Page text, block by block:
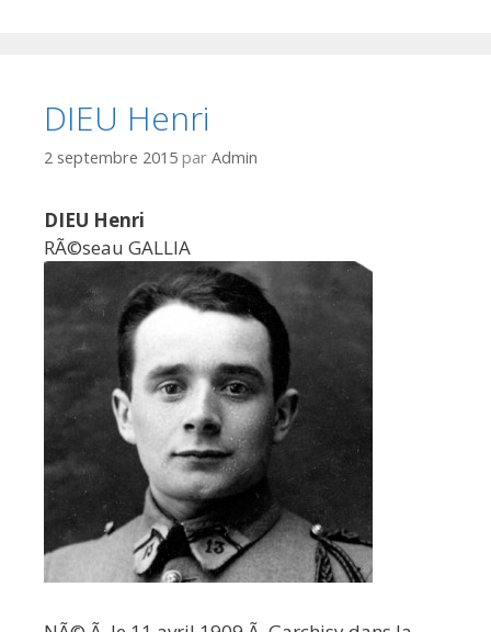
DIEU Henri
2 septembre 2015 par Admin
DIEU Henri
RÃ©seau GALLIA